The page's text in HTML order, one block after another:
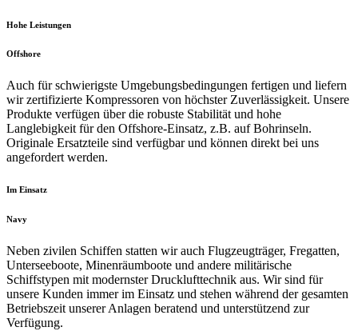
Hohe Leistungen
Offshore
Auch für schwierigste Umgebungsbedingungen fertigen und liefern
wir zertifizierte Kompressoren von höchster Zuverlässigkeit. Unsere
Produkte verfügen über die robuste Stabilität und hohe
Langlebigkeit für den Offshore-Einsatz, z.B. auf Bohrinseln.
Originale Ersatzteile sind verfügbar und können direkt bei uns
angefordert werden.
Im Einsatz
Navy
Neben zivilen Schiffen statten wir auch Flugzeugträger, Fregatten,
Unterseeboote, Minenräumboote und andere militärische
Schiffstypen mit modernster Drucklufttechnik aus. Wir sind für
unsere Kunden immer im Einsatz und stehen während der gesamten
Betriebszeit unserer Anlagen beratend und unterstützend zur
Verfügung.